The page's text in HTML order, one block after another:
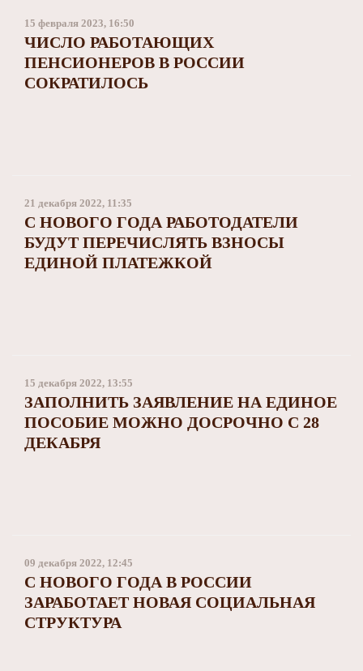
15 февраля 2023, 16:50
ЧИСЛО РАБОТАЮЩИХ
ПЕНСИОНЕРОВ В РОССИИ
СОКРАТИЛОСЬ
21 декабря 2022, 11:35
С НОВОГО ГОДА РАБОТОДАТЕЛИ
БУДУТ ПЕРЕЧИСЛЯТЬ ВЗНОСЫ
ЕДИНОЙ ПЛАТЕЖКОЙ
15 декабря 2022, 13:55
ЗАПОЛНИТЬ ЗАЯВЛЕНИЕ НА ЕДИНОЕ
ПОСОБИЕ МОЖНО ДОСРОЧНО С 28
ДЕКАБРЯ
09 декабря 2022, 12:45
С НОВОГО ГОДА В РОССИИ
ЗАРАБОТАЕТ НОВАЯ СОЦИАЛЬНАЯ
СТРУКТУРА